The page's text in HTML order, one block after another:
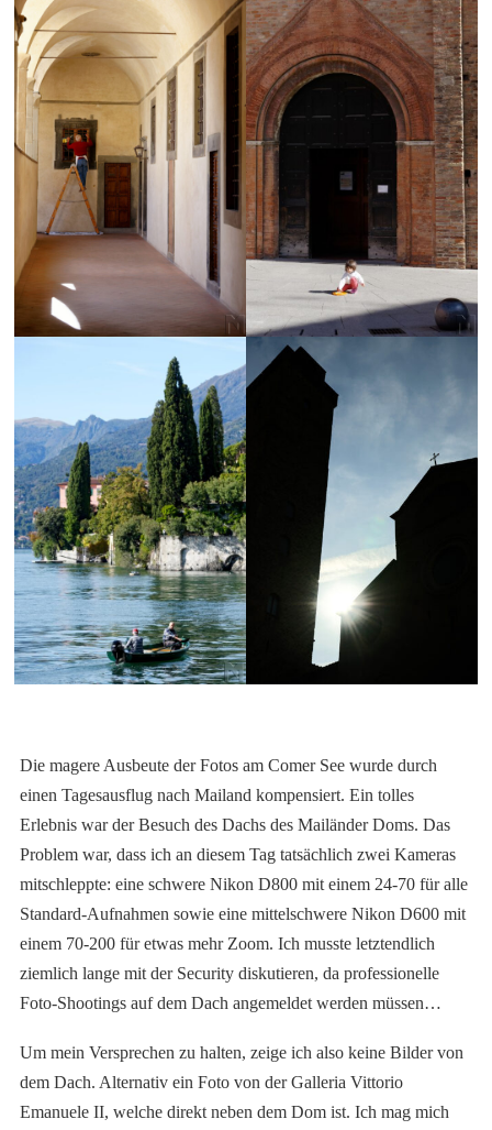
Die magere Ausbeute der Fotos am Comer See wurde durch
einen Tagesausflug nach Mailand kompensiert. Ein tolles
Erlebnis war der Besuch des Dachs des Mailänder Doms. Das
Problem war, dass ich an diesem Tag tatsächlich zwei Kameras
mitschleppte: eine schwere Nikon D800 mit einem 24-70 für alle
Standard-Aufnahmen sowie eine mittelschwere Nikon D600 mit
einem 70-200 für etwas mehr Zoom. Ich musste letztendlich
ziemlich lange mit der Security diskutieren, da professionelle
Foto-Shootings auf dem Dach angemeldet werden müssen…
Um mein Versprechen zu halten, zeige ich also keine Bilder von
dem Dach. Alternativ ein Foto von der Galleria Vittorio
Emanuele II, welche direkt neben dem Dom ist. Ich mag mich